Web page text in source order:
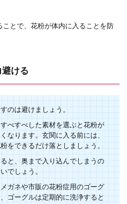
とで、花粉が体内に入ることを防
ける
のは避けましょう。
べすべした素材を選ぶと花粉が
なります。玄関に入る前には、
をできるだけ落としましょう。
と、奥まで入り込んでしまうの
でしょう。
ガネや市販の花粉症用のゴーグ
ゴーグルは定期的に洗浄すると